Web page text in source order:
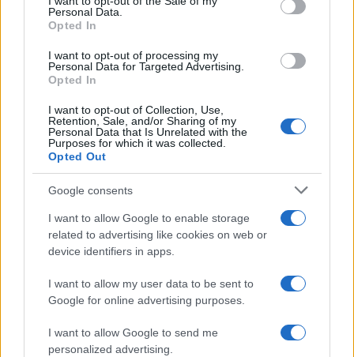
Personal Data.
Opted In
I want to opt-out of processing my
Personal Data for Targeted Advertising.
Opted In
I want to opt-out of Collection, Use,
Retention, Sale, and/or Sharing of my
Personal Data that Is Unrelated with the
Purposes for which it was collected.
Opted Out
Google consents
I want to allow Google to enable storage
related to advertising like cookies on web or
device identifiers in apps.
I want to allow my user data to be sent to
Google for online advertising purposes.
I want to allow Google to send me
personalized advertising.
Continua a leggere
l’estate al cinema
Alessandro Tassinari · 5 Ago 2026
FUORI PORTA